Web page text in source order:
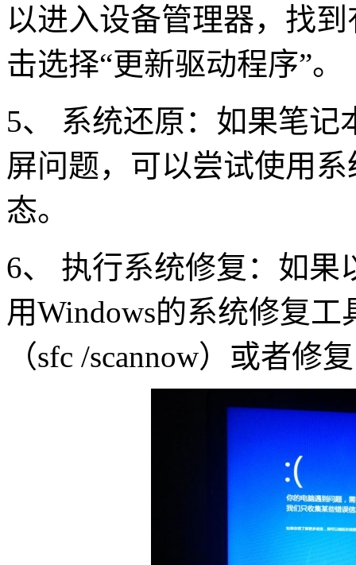
以进入设备管理器，找
击选择“更新驱动程序”。
5、 系统还原：如果笔
屏问题，可以尝试使用
态。
6、 执行系统修复：如
用Windows的系统修复
（sfc /scannow）或者修